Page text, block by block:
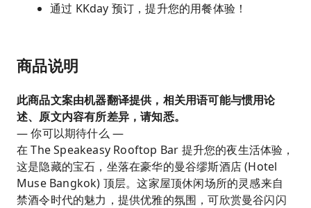
通过 KKday 预订，提升您的用餐体验！
商品说明
此商品文案由机器翻译提供，相关用语可能与惯用论
述、原文内容有所差异，请知悉。
— 你可以期待什么 —
在 The Speakeasy Rooftop Bar 提升您的夜生活体验，
这是隐藏的宝石，坐落在豪华的曼谷缪斯酒店 (Hotel
Muse Bangkok) 顶层。这家屋顶休闲场所的灵感来自
禁酒令时代的魅力，提供优雅的氛围，可欣赏曼谷闪闪